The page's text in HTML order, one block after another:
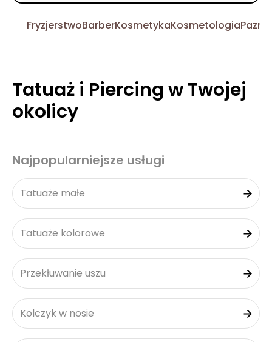
FryzjerstwoBarberKosmetykaKosmetologia
Tatuaż i Piercing w Twojej
okolicy
Najpopularniejsze usługi
Tatuaże małe
Tatuaże kolorowe
Przekłuwanie uszu
Kolczyk w nosie